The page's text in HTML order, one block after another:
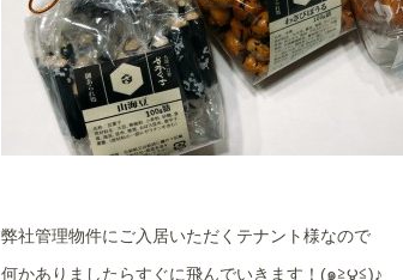
弊社管理物件にご入居いただくテナント様なので
何かありましたらすぐに飛んでいきます！(๑≧౪≦)♪